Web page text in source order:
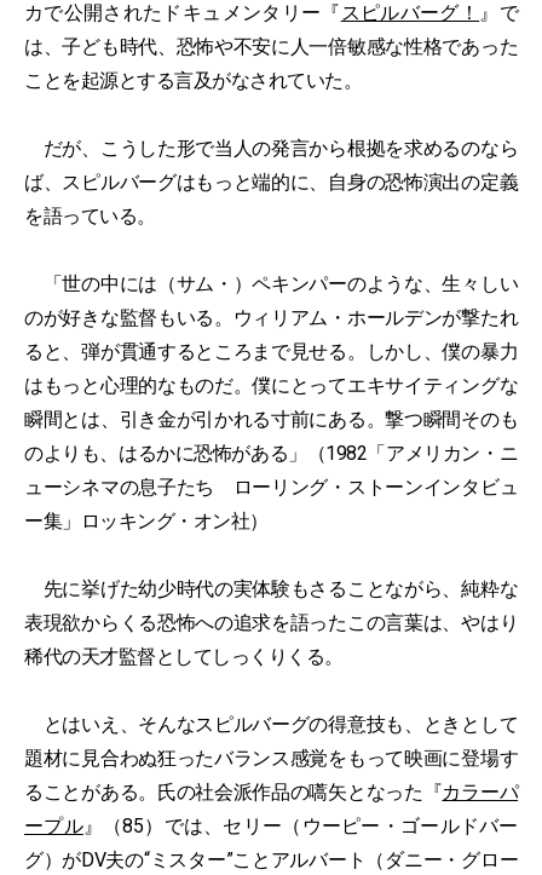
カで公開されたドキュメンタリー『スピルバーグ！ 』で
は、子ども時代、恐怖や不安に人一倍敏感な性格であった
ことを起源とする言及がなされていた。
だが、こうした形で当人の発言から根拠を求めるのなら
ば、スピルバーグはもっと端的に、自身の恐怖演出の定義
を語っている。
「世の中には（サム・）ペキンパーのような、生々しい
のが好きな監督もいる。ウィリアム・ホールデンが撃たれ
ると、弾が貫通するところまで見せる。しかし、僕の暴力
はもっと心理的なものだ。僕にとってエキサイティングな
瞬間とは、引き金が引かれる寸前にある。撃つ瞬間そのも
のよりも、はるかに恐怖がある」（1982「アメリカン・ニ
ューシネマの息子たち ローリング・ストーンインタビュ
ー集」ロッキング・オン社）
先に挙げた幼少時代の実体験もさることながら、純粋な
表現欲からくる恐怖への追求を語ったこの言葉は、やはり
稀代の天才監督としてしっくりくる。
とはいえ、そんなスピルバーグの得意技も、ときとして
題材に見合わぬ狂ったバランス感覚をもって映画に登場す
ることがある。氏の社会派作品の嚆矢となった『カラーパ
ープル』（85）では、セリー（ウーピー・ゴールドバー
グ）がDV夫の“ミスター”ことアルバート（ダニー・グロー